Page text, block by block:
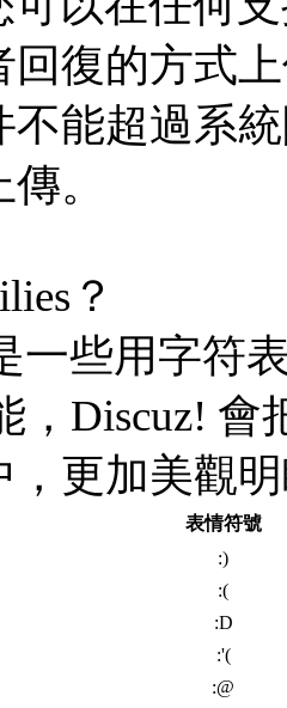
回復的方式
不能超過系
。
？
一些用字符
，Discuz!
，更加美觀
表情符號
:)
:(
:D
:'(
:@